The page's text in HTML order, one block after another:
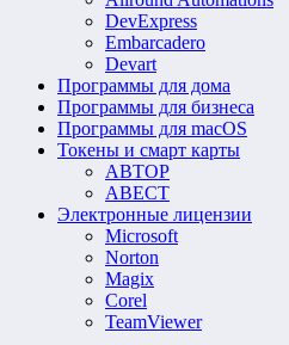
DevExpress
Embarcadero
Devart
Программы для дома
Программы для бизнеса
Программы для macOS
Токены и смарт карты
АВТОР
АВЕСТ
Электронные лицензии
Microsoft
Norton
Magix
Corel
TeamViewer